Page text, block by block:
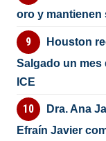
oro y mantienen
Houston
Salgado un
ICE
Dra. Ana
Efraín Javier